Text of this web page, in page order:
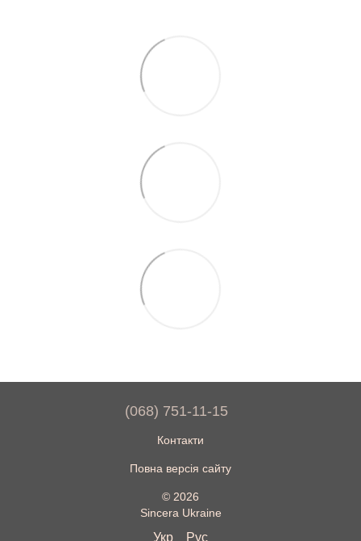
(068) 751-11-15
Контакти
Повна версія сайту
© 2026
Sincera Ukraine
Укр Рус